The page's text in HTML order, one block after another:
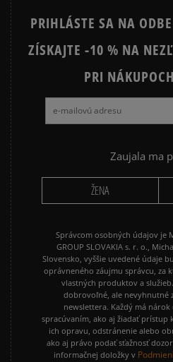
NIKE FLEECE
NIKE HOODIES
JARNÉ OBLEČENIE
ZIMNÉ OBLEČENIE
PRIHLÁSTE SA NA
ZÍSKAJTE -10 % NA
PRI
Zaujala ma
ŽENA
Správcom osobných údajov je
GROUP SLOVAKIA s. r. o.,
Slovensko, vyššie uvedené údaje
oprávneného záujmu správcu, za
vlastných produktov a
dobrovoľné, ale nevyhnutné
newslettera. Každý má
spracúvaním, ako aj žiadať prístup
ich opravu, odstránenie alebo
ako aj právo podať sťažnosť
informačnej doložky v